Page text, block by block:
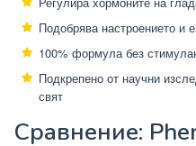
Подобрява настроението и
100% формула без
Подкрепено от научни
свят
Сравнение: